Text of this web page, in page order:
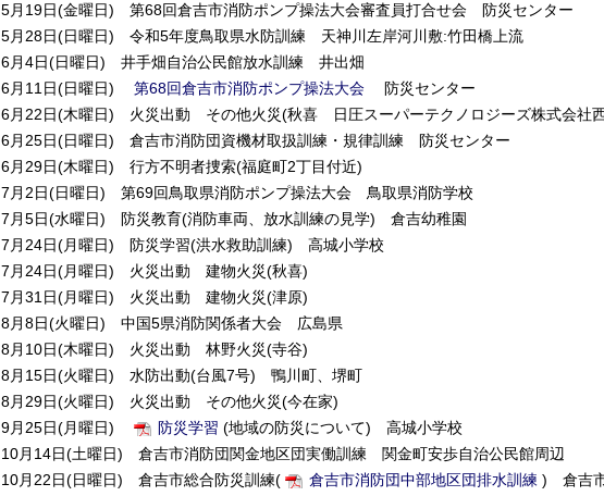
5月19日(金曜日) 第68回倉吉市消防ポンプ操法大会審査員打合せ会 防災センター
5月28日(日曜日) 令和5年度鳥取県水防訓練 天神川左岸河川敷:竹田橋上流
6月4日(日曜日) 井手畑自治公民館放水訓練 井出畑
6月11日(日曜日) 第68回倉吉市消防ポンプ操法大会 防災センター
6月22日(木曜日) 火災出動 その他火災(秋喜 日圧スーパーテクノロジーズ株式会社
6月25日(日曜日) 倉吉市消防団資機材取扱訓練・規律訓練 防災センター
6月29日(木曜日) 行方不明者捜索(福庭町2丁目付近)
7月2日(日曜日) 第69回鳥取県消防ポンプ操法大会 鳥取県消防学校
7月5日(水曜日) 防災教育(消防車両、放水訓練の見学) 倉吉幼稚園
7月24日(月曜日) 防災学習(洪水救助訓練) 高城小学校
7月24日(月曜日) 火災出動 建物火災(秋喜)
7月31日(月曜日) 火災出動 建物火災(津原)
8月8日(火曜日) 中国5県消防関係者大会 広島県
8月10日(木曜日) 火災出動 林野火災(寺谷)
8月15日(火曜日) 水防出動(台風7号) 鴨川町、堺町
8月29日(火曜日) 火災出動 その他火災(今在家)
9月25日(月曜日)
防災学習 (地域の防災について) 高城小学校
10月14日(土曜日) 倉吉市消防団関金地区団実働訓練 関金町安歩自治公民館周辺
10月22日(日曜日) 倉吉市総合防災訓練(
倉吉市消防団中部地区団排水訓練 ) 倉吉